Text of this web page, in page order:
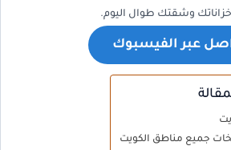
وشقتك طوال اليوم.
عبر الفيسبوك
جميع مناطق الكويت